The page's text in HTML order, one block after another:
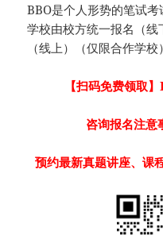
BBO是个人形势的笔试
学校由校方统一报名（
（线上）（仅限合作学校
【扫码免费领取
咨询报名注意
预约最新真题讲座、课